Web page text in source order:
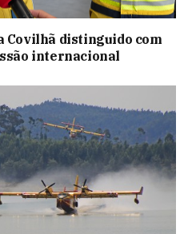
Covilhã distinguido com
internacional